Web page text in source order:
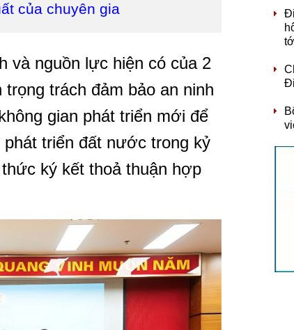
của chuyên gia
và nguồn lực hiện có của 2
trách đảm bảo an ninh
gian phát triển mới để
triển đất nước trong kỷ
ký kết thoả thuận hợp